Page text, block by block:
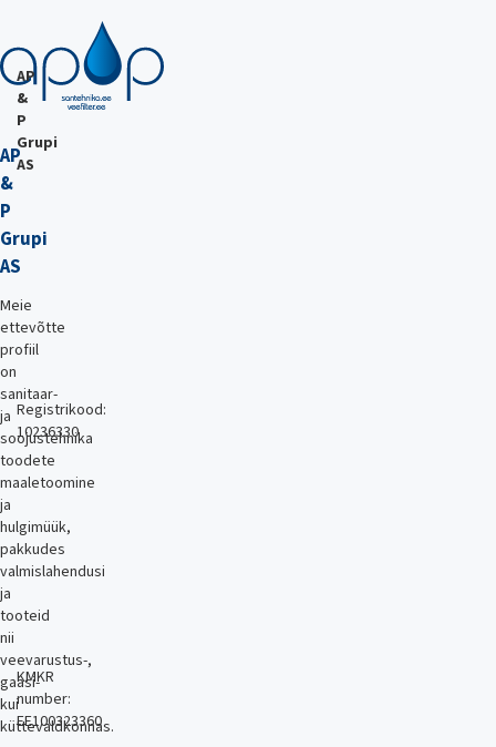
AP
&
P
Grupi
AS
Meie
ettevõtte
profiil
on
sanitaar-
ja
soojustehnika
toodete
maaletoomine
ja
hulgimüük,
pakkudes
valmislahendusi
ja
tooteid
nii
veevarustus-,
gaasi-
kui
küttevaldkonnas.
AP
&
P
Grupi
AS
Registrikood:
10236330
KMKR
number:
EE100323360